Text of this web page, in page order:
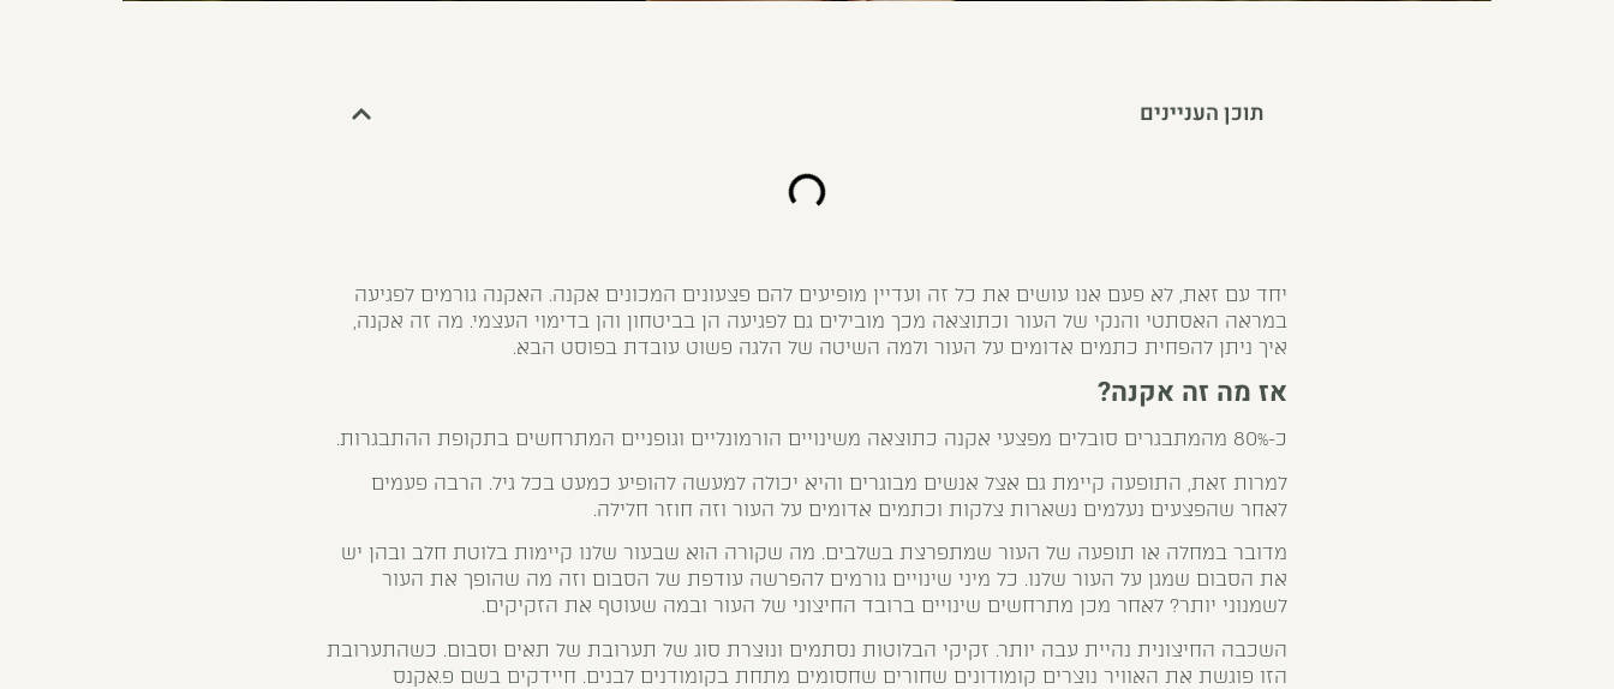
תוכן העניינים
יחד עם זאת, לא פעם אנו עושים את כל זה ועדיין מופיעים להם פצעונים המכונים אקנה. האקנה גורמים לפגיעה
במראה האסתטי והנקי של העור וכתוצאה מכך מובילים גם לפגיעה הן בביטחון והן בדימוי העצמי. מה זה אקנה,
איך ניתן להפחית כתמים אדומים על העור ולמה השיטה של הלגה פשוט עובדת בפוסט הבא.
אז מה זה אקנה?
כ-80% מהמתבגרים סובלים מפצעי אקנה כתוצאה משינויים הורמונליים וגופניים המתרחשים בתקופת ההתבגרות.
למרות זאת, התופעה קיימת גם אצל אנשים מבוגרים והיא יכולה למעשה להופיע כמעט בכל גיל. הרבה פעמים
לאחר שהפצעים נעלמים נשארות צלקות וכתמים אדומים על העור וזה חוזר חלילה.
מדובר במחלה או תופעה של העור שמתפרצת בשלבים. מה שקורה הוא שבעור שלנו קיימות בלוטת חלב ובהן יש
את הסבום שמגן על העור שלנו. כל מיני שינויים גורמים להפרשה עודפת של הסבום וזה מה שהופך את העור
לשמנוני יותר? לאחר מכן מתרחשים שינויים ברובד החיצוני של העור ובמה שעוטף את הזקיקים.
השכבה החיצונית נהיית עבה יותר. זקיקי הבלוטות נסתמים ונוצרת סוג של תערובת של תאים וסבום. כשהתערובת
הזו פוגשת את האוויר נוצרים קומודונים שחורים שחסומים מתחת בקומודנים לבנים. חיידקים בשם פ.אקנס